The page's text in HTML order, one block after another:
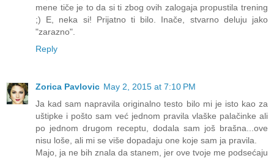
mene tiče je to da si ti zbog ovih zalogaja propustila trening
;) E, neka si! Prijatno ti bilo. Inače, stvarno deluju jako
"zarazno".
Reply
Zorica Pavlovic May 2, 2015 at 7:10 PM
Ja kad sam napravila originalno testo bilo mi je isto kao za
uštipke i pošto sam već jednom pravila vlaške palačinke ali
po jednom drugom receptu, dodala sam još brašna...ove
nisu loše, ali mi se više dopadaju one koje sam ja pravila.
Majo, ja ne bih znala da stanem, jer ove tvoje me podsećaju